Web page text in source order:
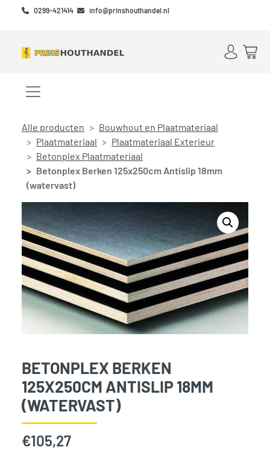
Skip to main content
Skip to footer
0299-421414 info@prinshouthandel.nl
Account
Menu openen/sluiten
Alle producten
Bouwhout en Plaatmateriaal
Plaatmateriaal
Plaatmateriaal Exterieur
Betonplex Plaatmateriaal
Betonplex Berken 125x250cm Antislip 18mm
(watervast)
BETONPLEX BERKEN
125X250CM ANTISLIP 18MM
(WATERVAST)
€105,27